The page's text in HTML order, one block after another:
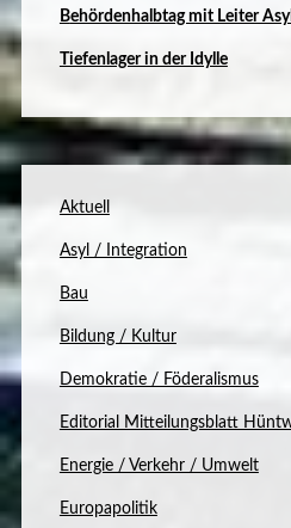
Behördenhalbtag mit Leiter
Tiefenlager in der Idylle
Aktuell
Asyl / Integration
Bau
Bildung / Kultur
Demokratie / Föderalismus
Editorial Mitteilungsblatt
Energie / Verkehr / Umwelt
Europapolitik